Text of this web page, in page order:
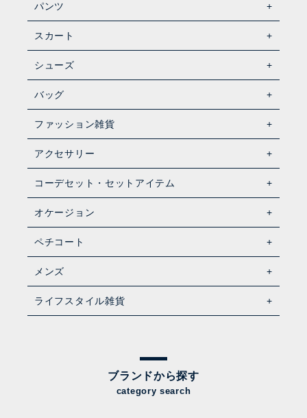
パンツ
スカート
シューズ
バッグ
ファッション雑貨
アクセサリー
コーデセット・セットアイテム
オケージョン
ペチコート
メンズ
ライフスタイル雑貨
ブランドから探す
category search